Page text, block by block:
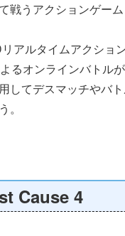
戦うアクションゲー
アルタイムアクショ
るオンラインバトルが
してデスマッチやバ
。
Cause 4